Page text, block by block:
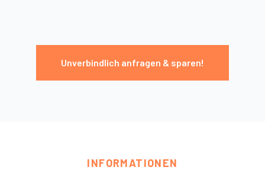
Unverbindlich anfragen & sparen!
INFORMATIONEN